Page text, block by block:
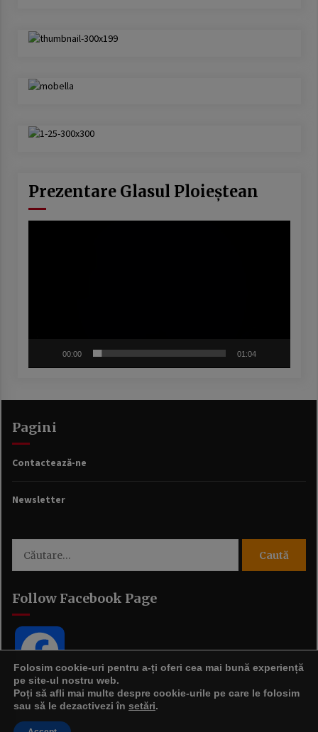
Prezentare Glasul Ploieștean
00:00 01:04
Pagini
Contactează-ne
Newsletter
după:
Follow Facebook Page
Facebook
Folosim cookie-uri pentru a-ți oferi cea mai bună experiență
pe site-ul nostru web.
Poți să afli mai multe despre cookie-urile pe care le folosim
sau să le dezactivezi în setări.